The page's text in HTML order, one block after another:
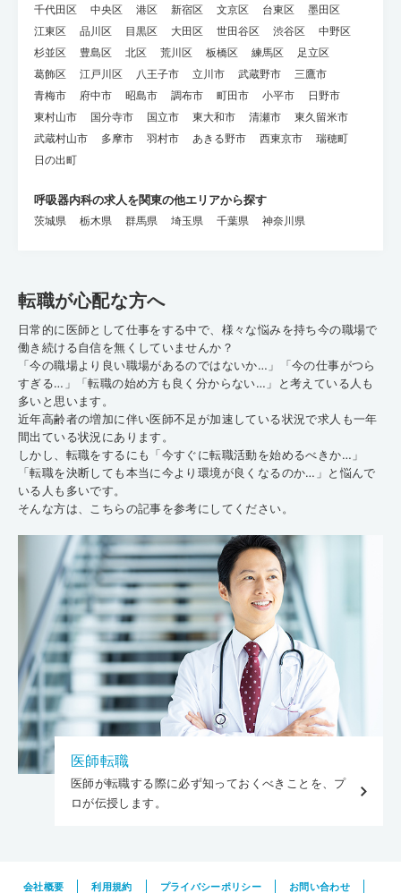
千代田区 中央区 港区 新宿区 文京区 台東区
墨田区
江東区
品川区 目黒区 大田区 世田谷区 渋谷区
中野区
杉並区
豊島区 北区 荒川区 板橋区 練馬区
足立区
葛飾区
江戸川区 八王子市 立川市 武蔵野市
三鷹市
青梅市
府中市 昭島市 調布市 町田市 小平市
日野市
東村山市
国分寺市 国立市 東大和市 清瀬市
東久留米市
武蔵村山市
多摩市 羽村市 あきる野市 西東京市
瑞穂町
日の出町
呼吸器内科の求人を関東の他エリアから探す
茨城県 栃木県 群馬県 埼玉県 千葉県 神奈川県
転職が心配な方へ
日常的に医師として仕事をする中で、様々な悩みを持ち今の職場で
働き続ける自信を無くしていませんか？
「今の職場より良い職場があるのではないか…」「今の仕事がつら
すぎる…」「転職の始め方も良く分からない…」と考えている人も
多いと思います。
近年高齢者の増加に伴い医師不足が加速している状況で求人も一年
間出ている状況にあります。
しかし、転職をするにも「今すぐに転職活動を始めるべきか…」
「転職を決断しても本当に今より環境が良くなるのか…」と悩んで
いる人も多いです。
そんな方は、こちらの記事を参考にしてください。
医師転職
医師が転職する際に必ず知っておくべきことを、プ
ロが伝授します。
会社概要 利用規約 プライバシーポリシー お問い合わせ